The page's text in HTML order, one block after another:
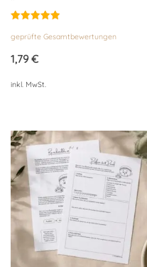
mit
von 5
geprüfte Gesamtbewertungen
1,79€
inkl. MwSt.